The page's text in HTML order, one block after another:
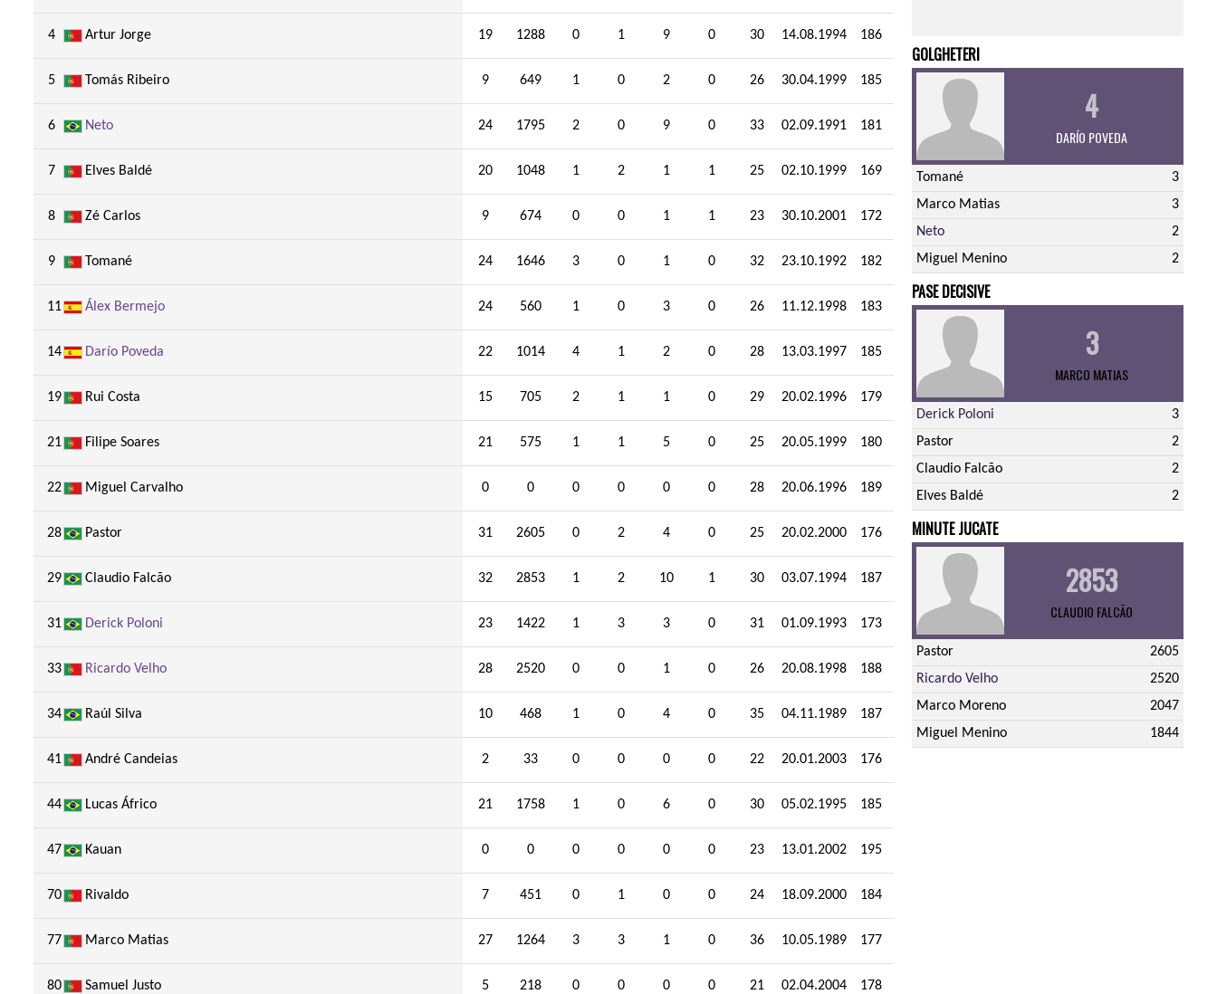
4 Artur Jorge 19 1288 0 1 9 0 30 14.08.1994 186
5 Tomás Ribeiro 9 649 1 0 2 0 26 30.04.1999 185
6 Neto 24 1795 2 0 9 0 33 02.09.1991 181
7 Elves Baldé 20 1048 1 2 1 1 25 02.10.1999 169
8 Zé Carlos 9 674 0 0 1 1 23 30.10.2001 172
9 Tomané 24 1646 3 0 1 0 32 23.10.1992 182
11 Álex Bermejo 24 560 1 0 3 0 26 11.12.1998 183
14 Darío Poveda 22 1014 4 1 2 0 28 13.03.1997 185
19 Rui Costa 15 705 2 1 1 0 29 20.02.1996 179
21 Filipe Soares 21 575 1 1 5 0 25 20.05.1999 180
22 Miguel Carvalho 0 0 0 0 0 0 28 20.06.1996 189
28 Pastor 31 2605 0 2 4 0 25 20.02.2000 176
29 Claudio Falcão 32 2853 1 2 10 1 30 03.07.1994 187
31 Derick Poloni 23 1422 1 3 3 0 31 01.09.1993 173
33 Ricardo Velho 28 2520 0 0 1 0 26 20.08.1998 188
34 Raúl Silva 10 468 1 0 4 0 35 04.11.1989 187
41 André Candeias 2 33 0 0 0 0 22 20.01.2003 176
44 Lucas Áfrico 21 1758 1 0 6 0 30 05.02.1995 185
47 Kauan 0 0 0 0 0 0 23 13.01.2002 195
70 Rivaldo 7 451 0 1 0 0 24 18.09.2000 184
77 Marco Matias 27 1264 3 3 1 0 36 10.05.1989 177
80 Samuel Justo 5 218 0 0 0 0 21 02.04.2004 178
GOLGHETERI
4
DARÍO POVEDA
Tomané
3
Marco Matias
3
Neto
2
Miguel Menino
2
PASE DECISIVE
3
MARCO MATIAS
Derick Poloni
3
Pastor
2
Claudio Falcão
2
Elves Baldé
2
MINUTE JUCATE
2853
CLAUDIO FALCÃO
Pastor
2605
Ricardo Velho
2520
Marco Moreno
2047
Miguel Menino
1844